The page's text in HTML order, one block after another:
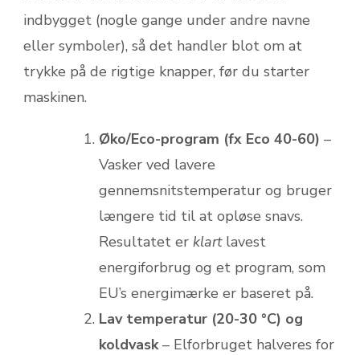
indbygget (nogle gange under andre navne
eller symboler), så det handler blot om at
trykke på de rigtige knapper, før du starter
maskinen.
Øko/Eco-program (fx Eco 40-60) –
Vasker ved lavere
gennemsnitstemperatur og bruger
længere tid til at opløse snavs.
Resultatet er klartlavest
energiforbrug og et program, som
EU’s energimærke er baseret på.
Lav temperatur (20-30 °C) og
koldvask– Elforbruget halveres for